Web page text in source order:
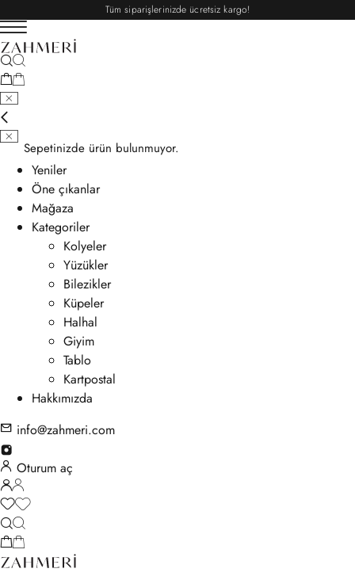
Tüm siparişlerinizde ücretsiz kargo!
Sepetinizde ürün bulunmuyor.
Yeniler
Öne çıkanlar
Mağaza
Kategoriler
Kolyeler
Yüzükler
Bilezikler
Küpeler
Halhal
Giyim
Tablo
Kartpostal
Hakkımızda
info@zahmeri.com
Oturum aç